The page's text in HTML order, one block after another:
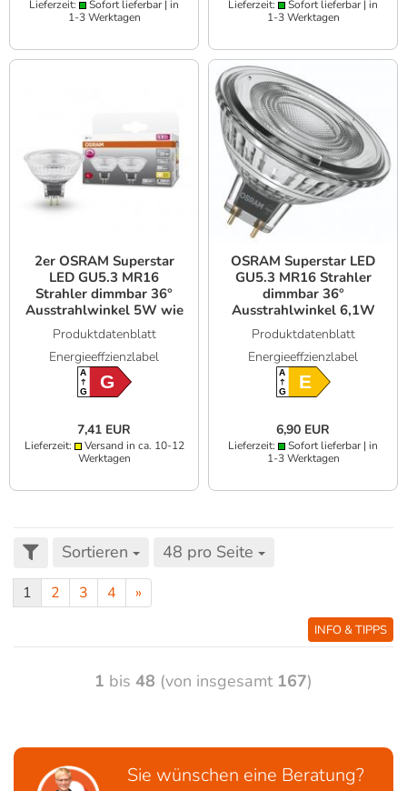
Lieferzeit:
Sofort lieferbar | in
1-3 Werktagen
Lieferzeit:
Sofort lieferbar | in
1-3 Werktagen
2er OSRAM Superstar
LED GU5.3 MR16
Strahler dimmbar 36°
Ausstrahlwinkel 5W wie
35W 2700K
Produktdatenblatt
Energieeffzienzlabel
A
GG
7,41 EUR
Lieferzeit:
Versand in ca. 10-12
Werktagen
OSRAM Superstar LED
GU5.3 MR16 Strahler
dimmbar 36°
Ausstrahlwinkel 6,1W
wie 50W 2700K 90Ra
Produktdatenblatt
Energieeffzienzlabel
A
GE
6,90 EUR
Lieferzeit:
Sofort lieferbar | in
1-3 Werktagen
Sortieren 48 pro Seite
1 2 3 4 »
INFO & TIPPS
1 bis 48 (von insgesamt 167)
Sie wünschen eine Beratung?